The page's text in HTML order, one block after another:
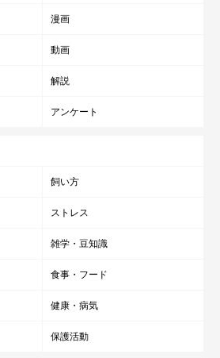
漫画
動画
解説
アンケート
飼い方
ストレス
雑学・豆知識
食事・フード
健康・病気
保護活動